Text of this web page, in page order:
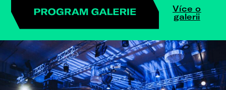
Více o
galerii